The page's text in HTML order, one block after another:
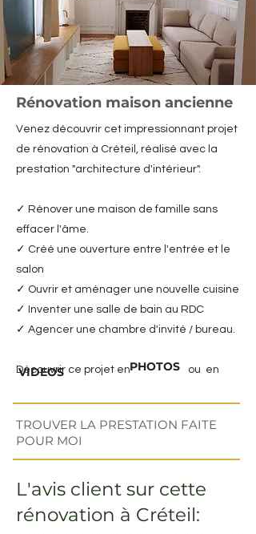
Rénovation maison ancienne
Venez découvrir cet impressionnant projet
de rénovation à Créteil, réalisé avec la
prestation "architecture d'intérieur".
✓ Rénover une maison de famille sans
effacer l'âme.
✓ Créé une ouverture entre l'entrée et le
salon
✓ Ouvrir et aménager une nouvelle cuisine
✓ Inventer une salle de bain au RDC
✓ Agencer une chambre d'invité / bureau.
Découvrir ce projet en ou en
PHOTOS
VIDEOS
TROUVER LA PRESTATION FAITE
POUR MOI
L'avis client sur cette
rénovation à Créteil: